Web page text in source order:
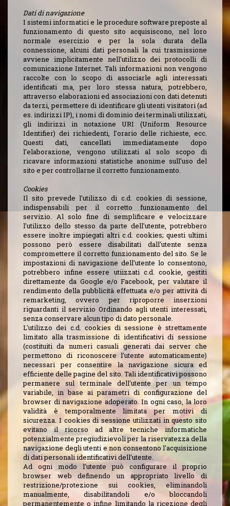
Dati di navigazione
I sistemi informatici e le procedure software preposte al
funzionamento di questo sito acquisiscono, nel loro
normale esercizio e per la sola durata della
connessione, alcuni dati personali la cui trasmissione
avviene implicitamente nell'utilizzo dei protocolli di
comunicazione Internet. Tali informazioni non vengono
raccolte con lo scopo di associarle agli interessati
identificati ma, per loro stessa natura, potrebbero,
attraverso elaborazioni ed associazioni con dati detenuti
da terzi, permettere di identificare gli utenti visitatori (ad
es. indirizzi IP), i nomi di dominio dei terminali utilizzati,
gli indirizzi in notazione URI (Uniform Resource
Identifier) dei richiedenti, l'orario delle richieste, ecc.
Questi dati, cancellati immediatamente dopo
l'elaborazione, vengono utilizzati al solo scopo di
ricavare informazioni statistiche anonime sull'uso del
sito e per controllarne il corretto funzionamento.
Cookies
Il sito prevede l'utilizzo di c.d. cookies di sessione,
indispensabili per il corretto funzionamento del
servizio. Al solo fine di semplificare e velocizzare
l'utilizzo dello stesso da parte dell'utente, potrebbero
essere inoltre impiegati altri c.d. cookies; questi ultimi
possono però essere disabilitati dall'utente senza
compromettere il corretto funzionamento del sito. Se le
impostazioni di navigazione dell'utente lo consentono,
potrebbero infine essere utiizzati c.d. cookie, gestiti
direttamente da Google e/o Facebook, per valutare il
rendimento della pubblicità effettuata e/o per attività di
remarketing, ovvero per riproporre inserzioni
riguardanti il servizio Ordinando agli utenti interessati,
senza conservare alcun tipo di dato personale.
L'utilizzo dei c.d. cookies di sessione è strettamente
limitato alla trasmissione di identificativi di sessione
(costituiti da numeri casuali generati dai server che
permettono di riconoscere l'utente automaticamente)
necessari per consentire la navigazione sicura ed
efficiente delle pagine del sito. Tali identificativi possono
permanere sul terminale dell'utente per un tempo
variabile, in base ai parametri di configurazione del
browser di navigazione adoperato. In ogni caso, la loro
validità è temporalmente limitata per motivi di
sicurezza. I cookies di sessione utilizzati in questo sito
evitano il ricorso ad altre tecniche informatiche
potenzialmente pregiudizievoli per la riservatezza della
navigazione degli utenti e non consentono l'acquisizione
di dati personali identificativi dell'utente.
Ad ogni modo l'utente può configurare il proprio
browser web definendo un appropriato livello di
restrizione/protezione sui cookies, eliminandoli
manualmente, disabilitandoli e/o bloccandoli
permanentemente o infine limitando la ricezione degli